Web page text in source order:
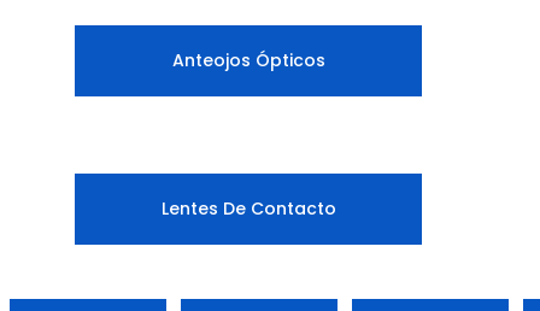
Anteojos Ópticos
Lentes De Contacto